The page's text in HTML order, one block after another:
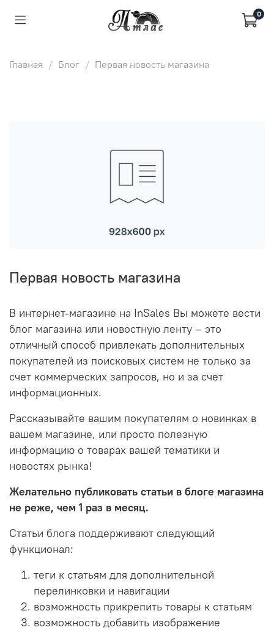
0
Главная Блог Первая новость магазина
Первая новость магазина
В интернет-магазине на InSales Вы можете вести
блог магазина или новостную ленту – это
отличный способ привлекать дополнительных
покупателей из поисковых систем не только за
счет коммерческих запросов, но и за счет
информационных.
Рассказывайте вашим покупателям о новинках в
вашем магазине, или просто полезную
информацию о товарах вашей тематики и
новостях рынка!
Желательно публиковать статьи в блоге магазина
не реже, чем 1 раз в месяц.
Статьи блога поддерживают следующий
функционал:
теги к статьям для дополнительной
перелинковки и навигации
возможность прикрепить товары к статьям
возможность добавить изображение